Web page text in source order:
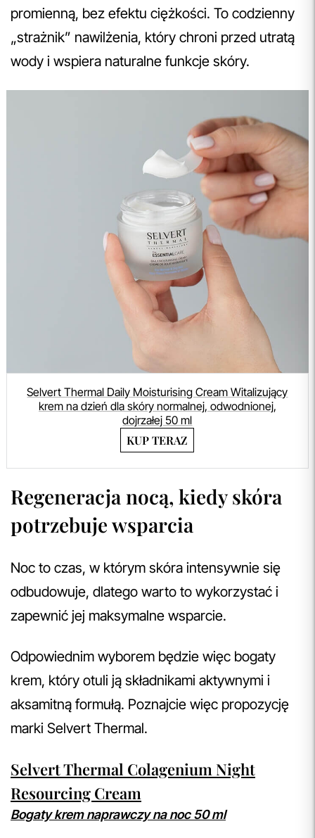
promienną, bez efektu ciężkości. To codzienny
„strażnik” nawilżenia, który chroni przed utratą
wody i wspiera naturalne funkcje skóry.
Selvert Thermal Daily Moisturising Cream Witalizujący
krem na dzień dla skóry normalnej, odwodnionej,
dojrzałej 50 ml
KUP TERAZ
Regeneracja nocą, kiedy skóra
potrzebuje wsparcia
Noc to czas, w którym skóra intensywnie się
odbudowuje, dlatego warto to wykorzystać i
zapewnić jej maksymalne wsparcie.
Odpowiednim wyborem będzie więc bogaty
krem, który otuli ją składnikami aktywnymi i
aksamitną formułą. Poznajcie więc propozycję
marki Selvert Thermal.
Selvert Thermal Colagenium Night
Resourcing Cream
Bogaty krem naprawczy na noc 50 ml